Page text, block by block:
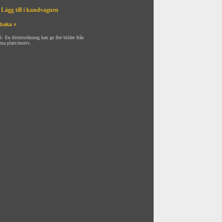
Lägg till i kundvagnen
»
En fritextsökning kan ge fler bilder från
plats/motiv.